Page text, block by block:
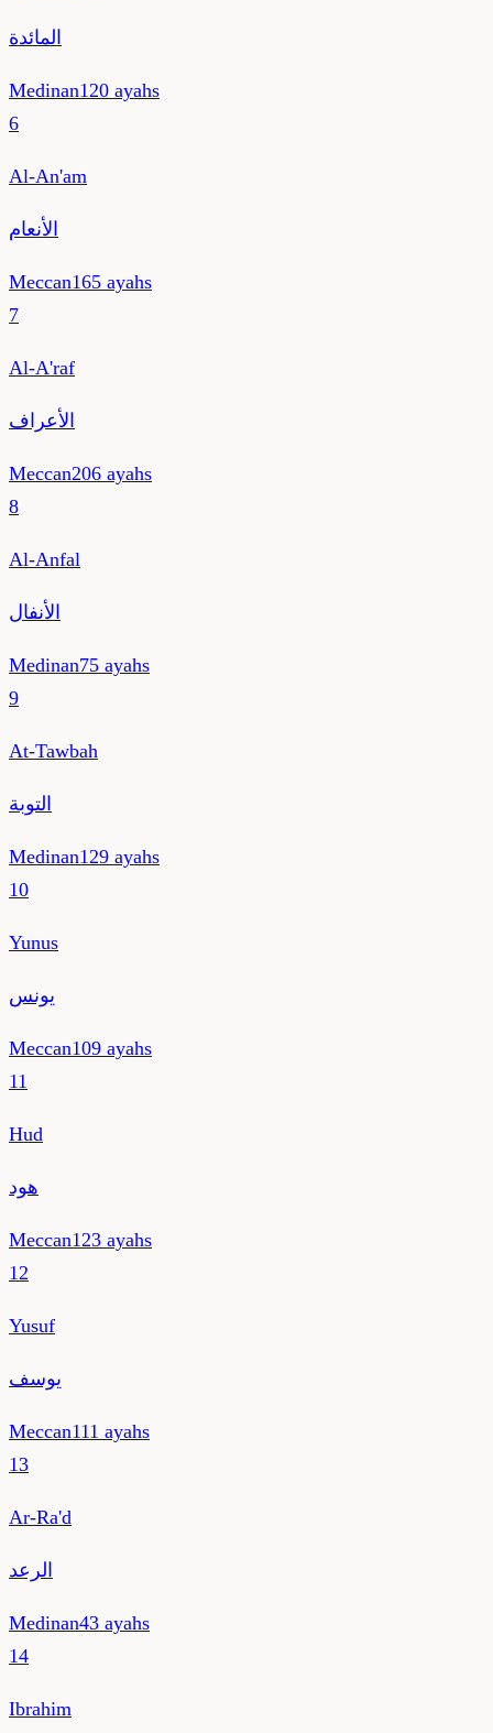
المائدة
Medinan120 ayahs
6
Al-An'am
الأنعام
Meccan165 ayahs
7
Al-A'raf
الأعراف
Meccan206 ayahs
8
Al-Anfal
الأنفال
Medinan75 ayahs
9
At-Tawbah
التوبة
Medinan129 ayahs
10
Yunus
يونس
Meccan109 ayahs
11
Hud
هود
Meccan123 ayahs
12
Yusuf
يوسف
Meccan111 ayahs
13
Ar-Ra'd
الرعد
Medinan43 ayahs
14
Ibrahim